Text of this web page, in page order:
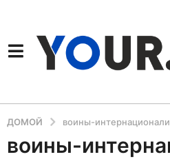
ДОМОЙ воины-
воины-